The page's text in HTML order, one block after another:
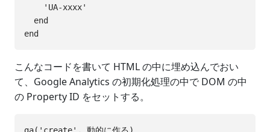
    'UA-xxxx'
  end
こんなコードを書いて HTML の中に埋め込んでおい
て、Google Analytics の初期化処理の中で DOM の中
の Property ID をセットする。